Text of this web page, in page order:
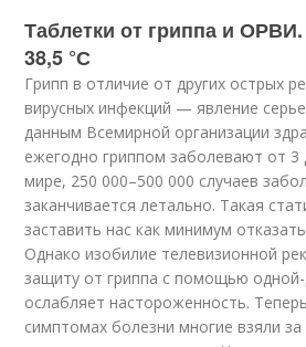
Таблетки от гриппа и
38,5 °С
Грипп в отличие от других острых
вирусных инфекций — явление
данным Всемирной организации
ежегодно гриппом заболевают от 3
мире, 250 000–500 000 случаев
заканчивается летально. Такая
заставить нас как минимум
Однако изобилие телевизионной
защиту от гриппа с помощью одной-
ослабляет настороженность.
симптомах болезни многие взяли